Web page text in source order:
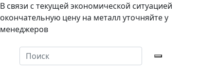
В связи с текущей экономической ситуацией
окончательную цену на металл уточняйте у
менеджеров